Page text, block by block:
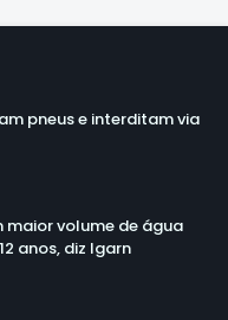
pneus e interditam via
maior volume de água
anos, diz Igarn